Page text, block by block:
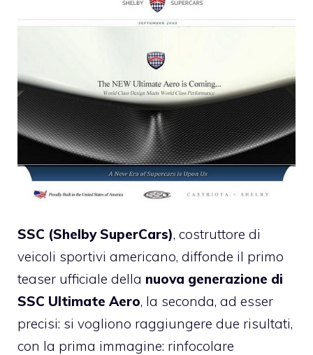
SSC (Shelby SuperCars), costruttore di
veicoli sportivi americano, diffonde il primo
teaser ufficiale della nuova generazione di
SSC Ultimate Aero, la seconda, ad esser
precisi: si vogliono raggiungere due risultati,
con la prima immagine: rinfocolare